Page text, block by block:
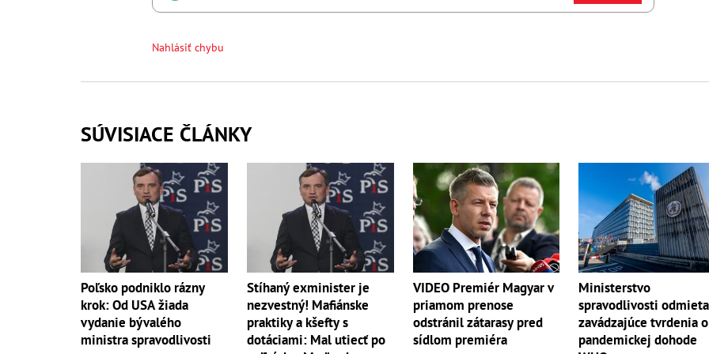
Nahlásiť chybu
SÚVISIACE ČLÁNKY
Poľsko podniklo rázny
krok: Od USA žiada
vydanie bývalého
ministra spravodlivosti
Stíhaný exminister je
nezvestný! Mafiánske
praktiky a kšefty s
dotáciami: Mal utiecť po
VIDEO Premiér Magyar v
priamom prenose
odstránil zátarasy pred
sídlom premiéra
Ministerstvo
spravodlivosti odmieta
zavádzajúce tvrdenia o
pandemickej dohode